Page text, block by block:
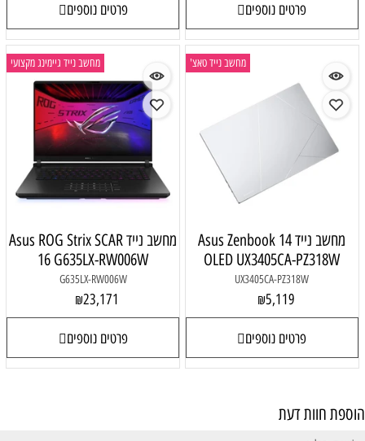
פרטים נוספים פרטים נוספים
מחשב נייד טאצ'
מחשב נייד Asus Zenbook 14
OLED UX3405CA-PZ318W
UX3405CA-PZ318W
₪5,119
פרטים נוספים
מחשב נייד גיימינג מקצועי
מחשב נייד Asus ROG Strix SCAR
16 G635LX-RW006W
G635LX-RW006W
₪23,171
פרטים נוספים
הוספת חוות דעת